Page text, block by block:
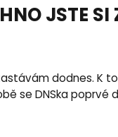
JSTE SI
dodnes.
se DNSka